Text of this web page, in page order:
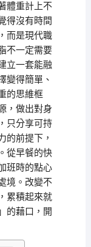
體重計上不
得沒有時間
而是現代職
不一定需要
立一套能融
變得簡單、
的思維框
，做出對身
只分享可持
的前提下，
從早餐的快
班時的點心
境。改變不
累積起來就
的藉口，開